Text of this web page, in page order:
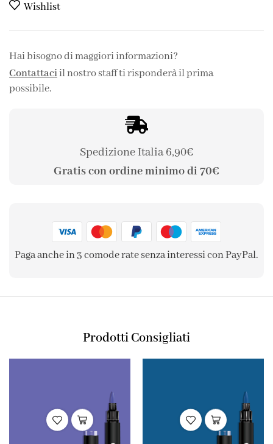
Wishlist
Hai bisogno di maggiori informazioni?
Contattaciil nostro staff ti risponderà il prima
possibile.
Spedizione Italia 6,90€
Gratis con ordine minimo di 70€
Paga anche in 3 comode rate senza interessi con PayPal.
Prodotti Consigliati